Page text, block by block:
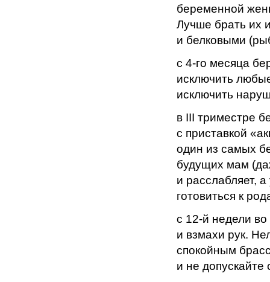
беременной
Лучше брать их
и белковыми
с 4-го месяца
исключить
исключить
в III триместре
с приставкой
один из самых
будущих мам
и расслабляет,
готовиться к
с 12-й недели
и взмахи рук.
спокойным
и не допускайте